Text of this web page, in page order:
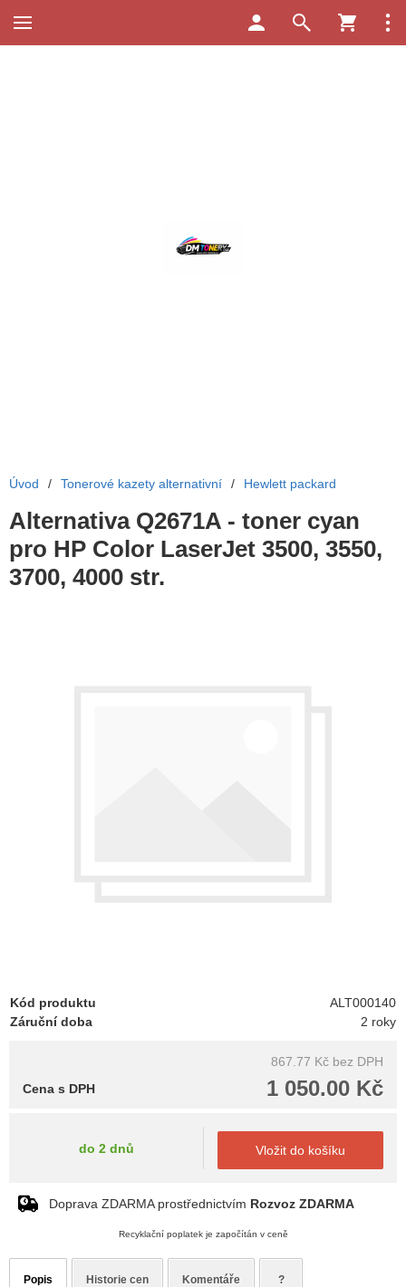
Úvod / Tonerové kazety alternativní / Hewlett packard
Alternativa Q2671A - toner cyan
pro HP Color LaserJet 3500, 3550,
3700, 4000 str.
Kód produktu
ALT000140
Záruční doba
2 roky
867.77 Kč bez DPH
1 050.00 Kč
Cena s DPH
do 2 dnů Vložit do košíku
Doprava ZDARMA prostřednictvím Rozvoz ZDARMA
Recyklační poplatek je započítán v ceně
Popis Historie cen Komentáře ?